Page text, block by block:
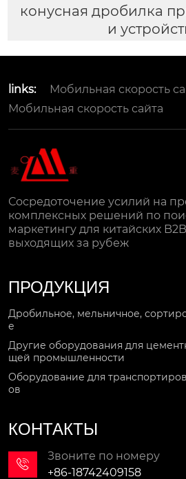
конусная дробилка
и
links:
Мобильная скорость
Мобильная скорость сайта
Сосредоточение усилий на
комплексных решений по
маркетингу для китайских
выходящих за рубеж
ПРОДУКЦИЯ
Дробильное, мельничное,
е
Другие оборудования для
щей промышленности
Оборудование для
ов
КОНТАКТЫ

Звоните по номеру
+86-18742409158